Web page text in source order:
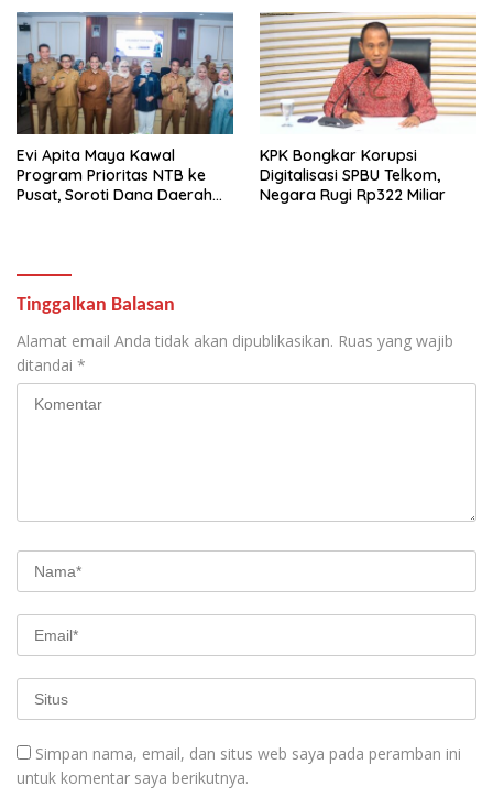
Evi Apita Maya Kawal
Program Prioritas NTB ke
Pusat, Soroti Dana Daerah
KPK Bongkar Korupsi
Digitalisasi SPBU Telkom,
Negara Rugi Rp322 Miliar
Tinggalkan Balasan
Alamat email Anda tidak akan dipublikasikan. Ruas yang wajib
ditandai *
Simpan nama, email, dan situs web saya pada peramban ini
untuk komentar saya berikutnya.